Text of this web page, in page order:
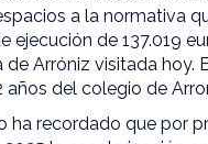
a la normativa
ejecución de 137.019
Arróniz visitada hoy.
años del colegio de
ha recordado que por